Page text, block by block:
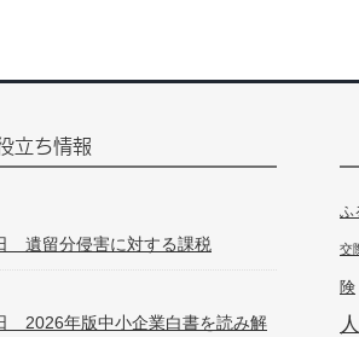
立ち情報
遺留分侵害に対する課税
2026年版中小企業白書を読み解
ふ
交
険